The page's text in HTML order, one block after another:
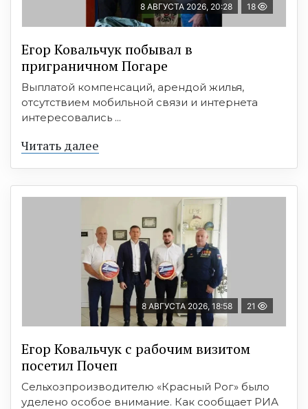
8 АВГУСТА 2026, 20:28 18
Егор Ковальчук побывал в
приграничном Погаре
Выплатой компенсаций, арендой жилья,
отсутствием мобильной связи и интернета
интересовались ...
Читать далее
8 АВГУСТА 2026, 18:58 21
Егор Ковальчук с рабочим визитом
посетил Почеп
Сельхозпроизводителю «Красный Рог» было
уделено особое внимание. Как сообщает РИА